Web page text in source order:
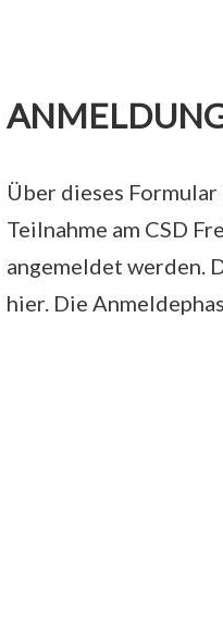
Über dieses
Teilnahme am CSD
angemeldet werden.
hier. Die